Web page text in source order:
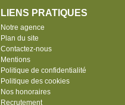
LIENS PRATIQUES
Notre agence
Plan du site
Contactez-nous
Mentions
Politique de confidentialité
Politique des cookies
Nos honoraires
Recrutement